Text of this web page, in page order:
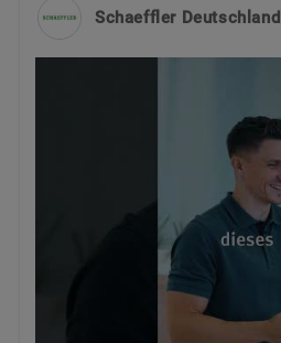
Schaeffler Deutschland